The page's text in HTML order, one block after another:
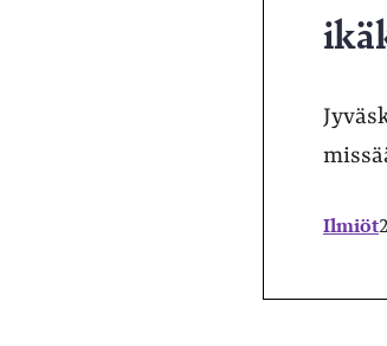
Ilmiöt